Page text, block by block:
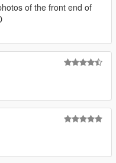
of the front end of